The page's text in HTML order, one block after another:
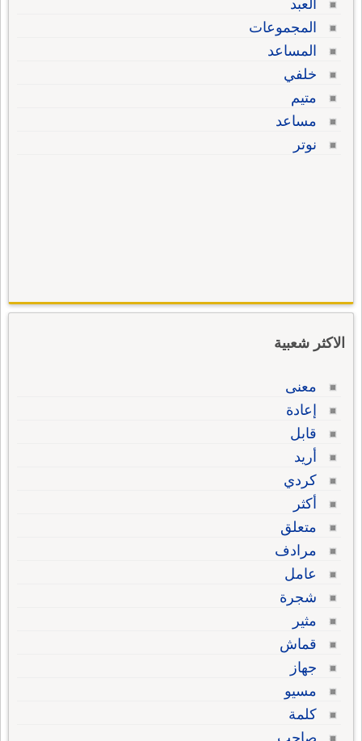
العبد
المجموعات
المساعد
خلفي
متيم
مساعد
نوتر
الاكثر شعبية
معنى
إعادة
قابل
أريد
كردي
أكثر
متعلق
مرادف
عامل
شجرة
مثير
قماش
جهاز
مسيو
كلمة